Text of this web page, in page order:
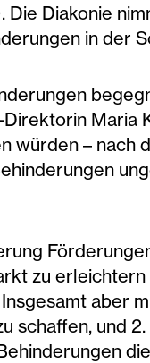
Diakonie
in der
Maria
würden – nach
zu erleichtern
aber
schaffen, und